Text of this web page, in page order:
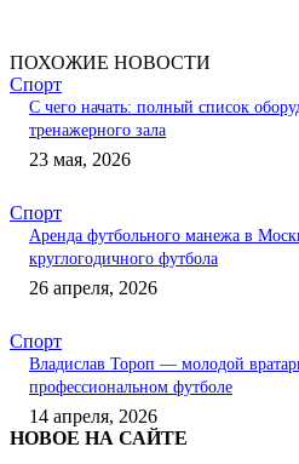
ПОХОЖИЕ НОВОСТИ
Спорт
С чего начать: полный список
тренажерного зала
23 мая, 2026
Спорт
Аренда футбольного манежа в
круглогодичного футбола
26 апреля, 2026
Спорт
Владислав Тороп — молодой
профессиональном футболе
14 апреля, 2026
НОВОЕ НА САЙТЕ